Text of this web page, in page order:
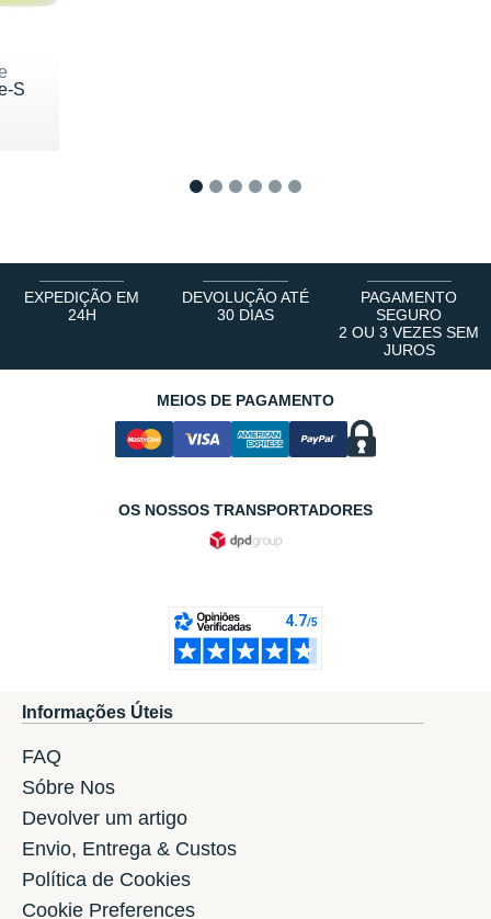
S
EXPEDIÇÃO EM
24H
DEVOLUÇÃO ATÉ
30 DIAS
PAGAMENTO
SEGURO
2 OU 3 VEZES SEM
JUROS
MEIOS DE PAGAMENTO
OS NOSSOS TRANSPORTADORES
Informações Úteis
FAQ
Sóbre Nos
Devolver um artigo
Envio, Entrega & Custos
Política de Cookies
Cookie Preferences